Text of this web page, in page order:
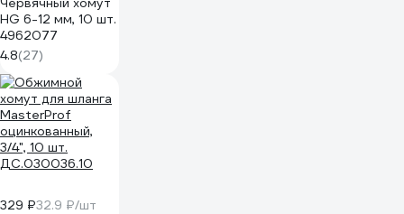
HG 6-12 мм, 10 шт.
4962077
4.8(27)
329 ₽32.9 ₽/шт